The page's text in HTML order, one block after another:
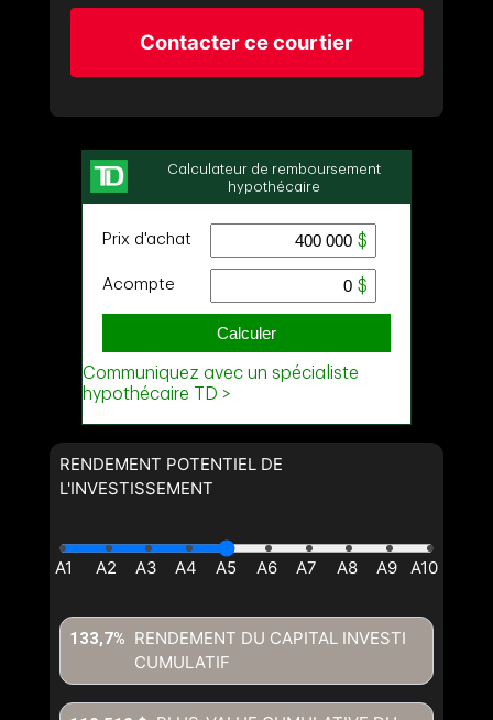
Contacter ce courtier
RENDEMENT POTENTIEL DE
L'INVESTISSEMENT
RENDEMENT DU CAPITAL INVESTI
CUMULATIF
133,7%